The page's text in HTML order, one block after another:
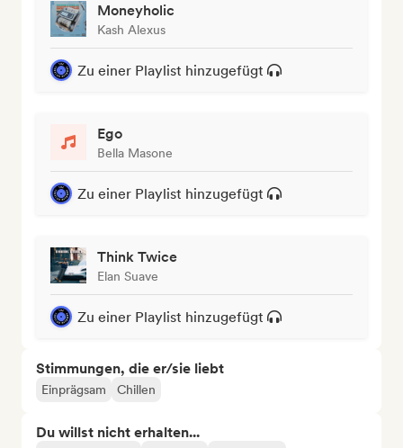
Moneyholic
Kash Alexus
Zu einer Playlist hinzugefügt
Ego
Bella Masone
Zu einer Playlist hinzugefügt
Think Twice
Elan Suave
Zu einer Playlist hinzugefügt
Stimmungen, die er/sie liebt
Einprägsam Chillen
Du willst nicht erhalten...